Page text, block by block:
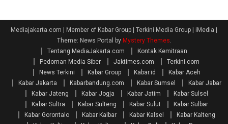
Mediajakarta.com | Member of Kabar Group | Terkini Media Group | iMedia
Theme: News Portal by Mystery Themes.
Tentang MediaJakarta.com
Kontak Kemitraan
Pedoman Media Siber
Jaktimes.com
Terkini.com
News Terkini
Kabar Group Kabar.id
Kabar Aceh
Kabar Jakarta
Kabarbandung.com Kabar Sumsel
Kabar Jabar
Kabar Jateng
Kabar Jogja Kabar Jatim
Kabar Sulsel
Kabar Sultra
Kabar Sulteng Kabar Sulut
Kabar Sulbar
Kabar Gorontalo
Kabar Kalbar Kabar Kalsel
Kabar Kalteng